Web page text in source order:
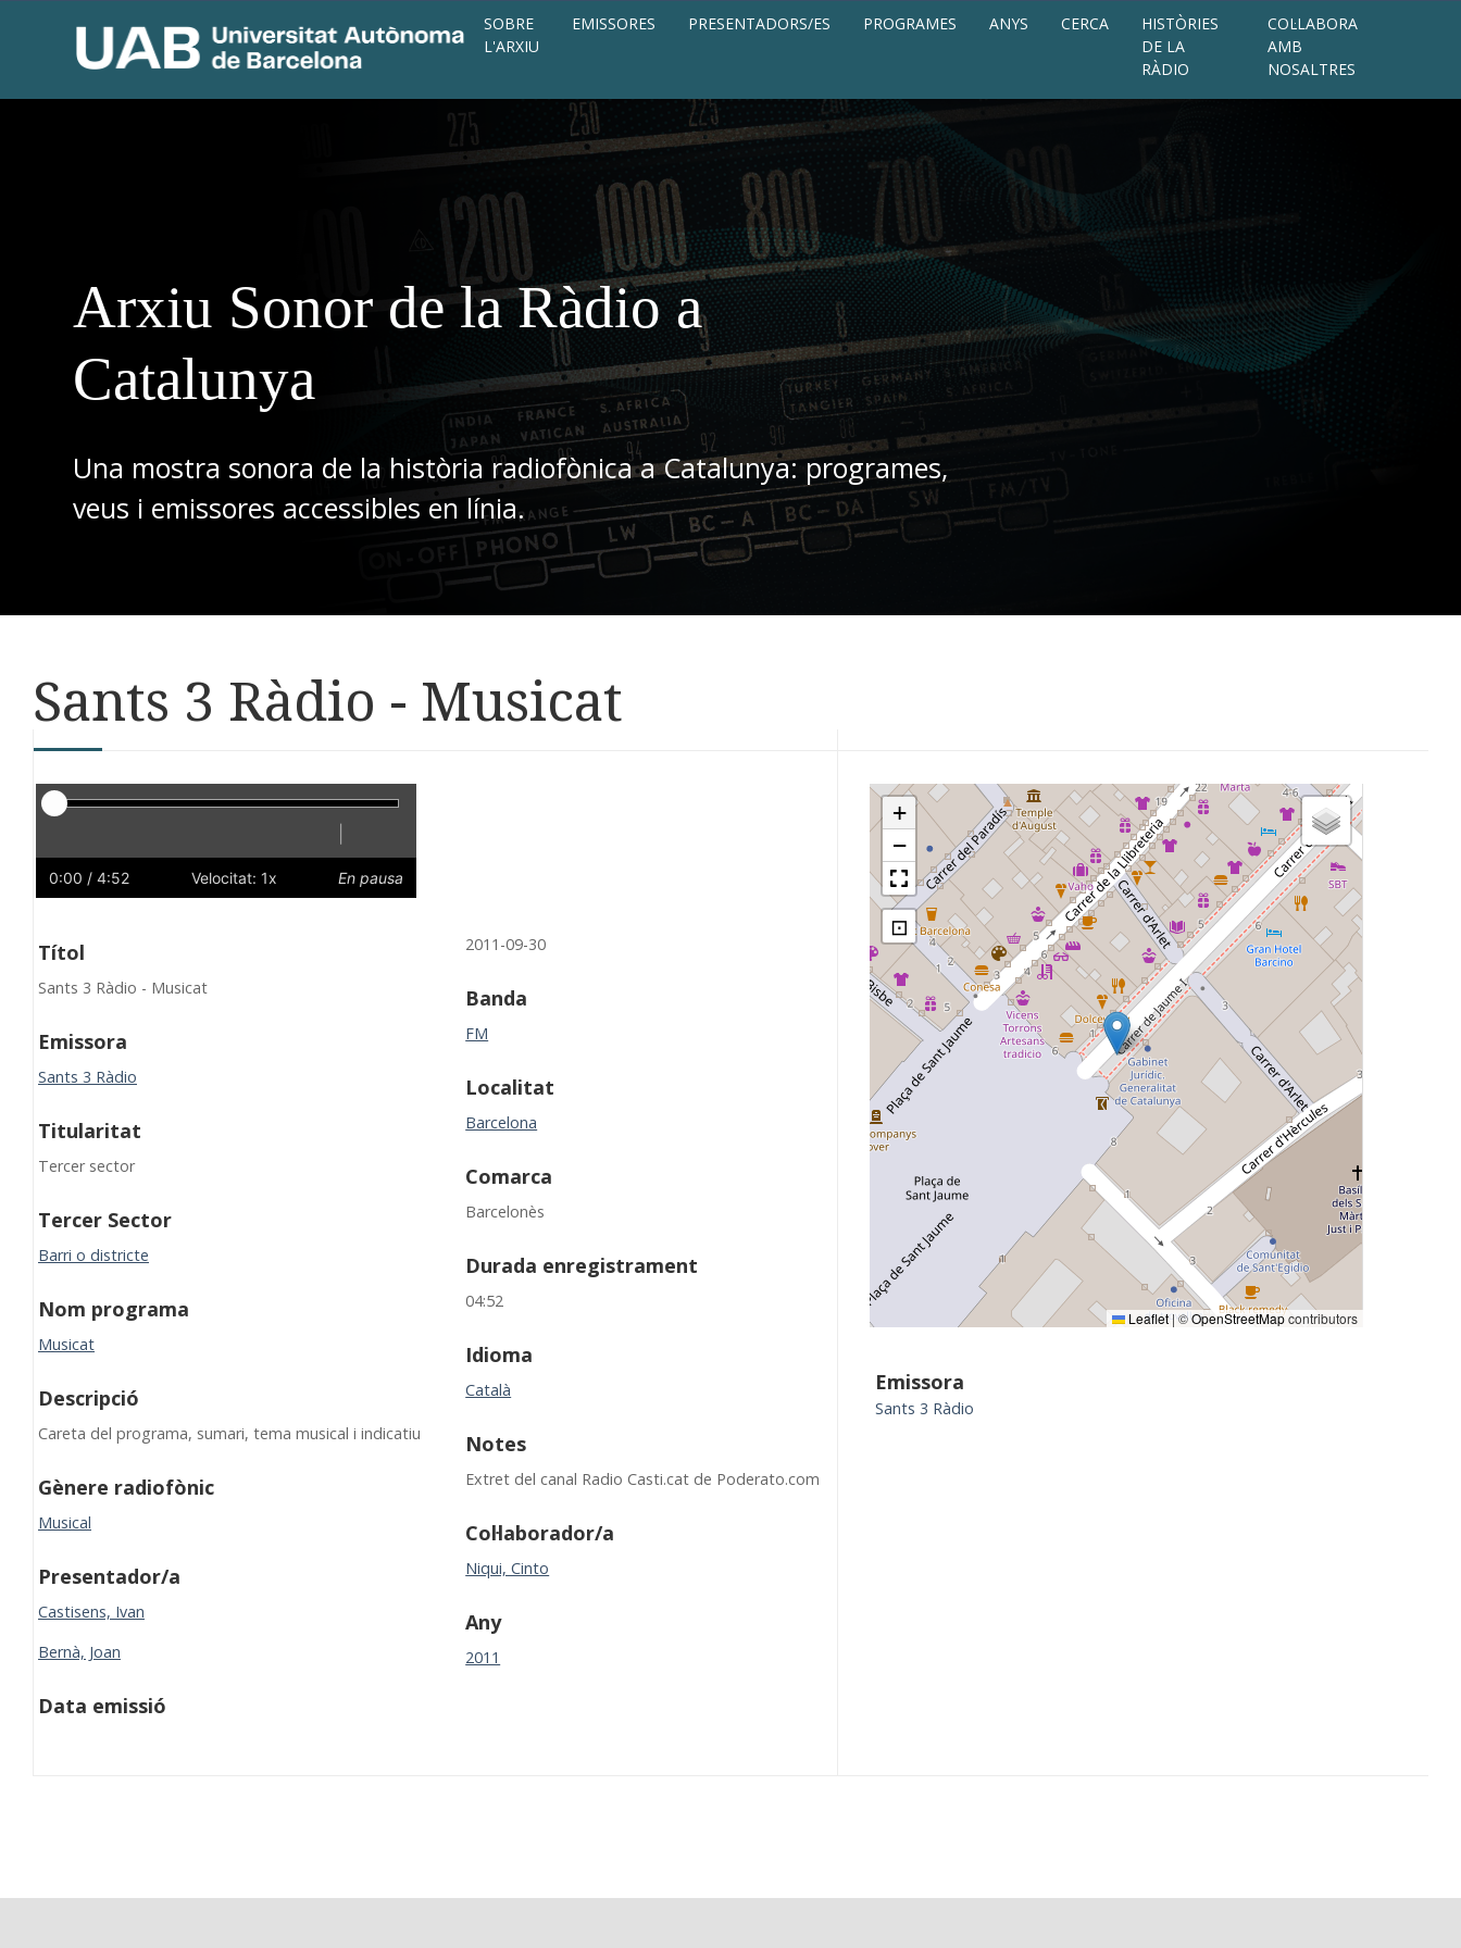
SOBRE
L'ARXIU
EMISSORES PRESENTADORS/ES PROGRAMES ANYS CERCA
HISTÒRIES
DE LA
RÀDIO
COL·LABORA
AMB
NOSALTRES
Arxiu Sonor de la Ràdio a
Catalunya
Una mostra sonora de la història radiofònica a Catalunya: programes,
veus i emissores accessibles en línia.
Sants 3 Ràdio - Musicat
Reproductor
Lent
0:00 / 4:52 Velocitat: 1x En pausa
Títol
Sants 3 Ràdio - Musicat
Emissora
Sants 3 Ràdio
Titularitat
Tercer sector
Tercer Sector
Barri o districte
Nom programa
Musicat
Descripció
Careta del programa, sumari, tema musical i indicatiu
Gènere radiofònic
Musical
Presentador/a
Castisens, Ivan
Bernà, Joan
Data emissió
2011-09-30
Banda
FM
Localitat
Barcelona
Comarca
Barcelonès
Durada enregistrament
04:52
Idioma
Català
Notes
Extret del canal Radio Casti.cat de Poderato.com
Col·laborador/a
Niqui, Cinto
Any
2011
+
−
⊡
Leaflet|©OpenStreetMapcontributors
Emissora
Sants 3 Ràdio